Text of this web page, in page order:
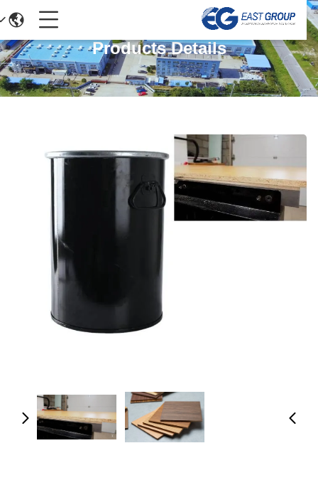
Products Details